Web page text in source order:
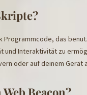
Programmcode, das
und Interaktivität zu
oder auf deinem Gerät
Beacon?